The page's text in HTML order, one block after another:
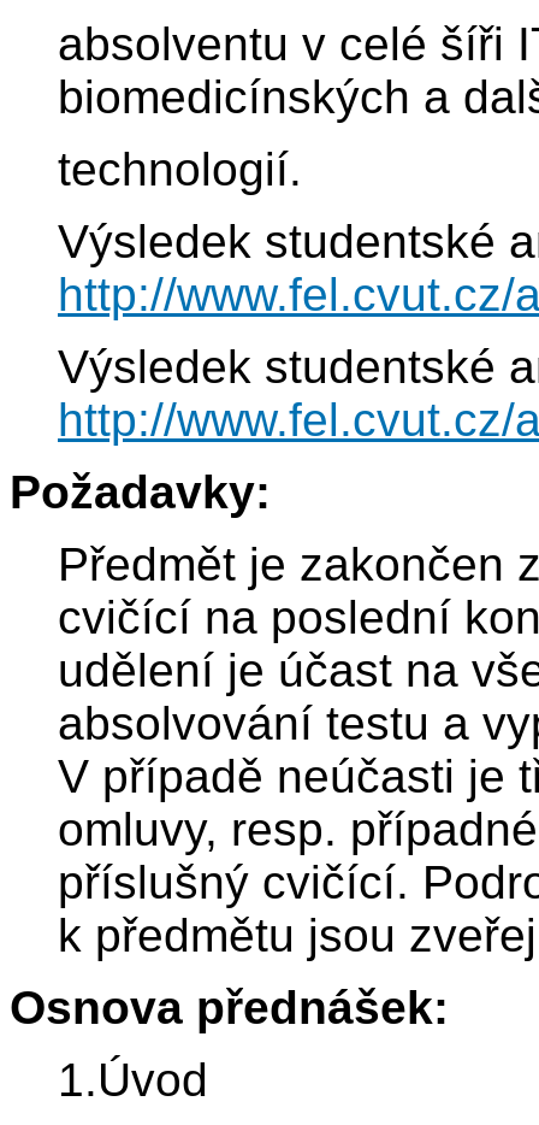
absolventu v celé šíři
biomedicínských a
technologií.
Výsledek studentské
http://www.fel.cvut.cz/
Výsledek studentské
http://www.fel.cvut.cz/
Požadavky:
Předmět je zakončen
cvičící na poslední
udělení je účast na
absolvování testu a
V případě neúčasti je
omluvy, resp.
příslušný cvičící.
k předmětu jsou
Osnova přednášek:
1.Úvod